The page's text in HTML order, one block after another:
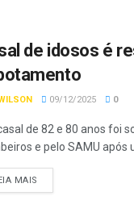
de idosos é
09/12/2025 0
de 82 e 80 anos foi
e pelo SAMU após
MAIS